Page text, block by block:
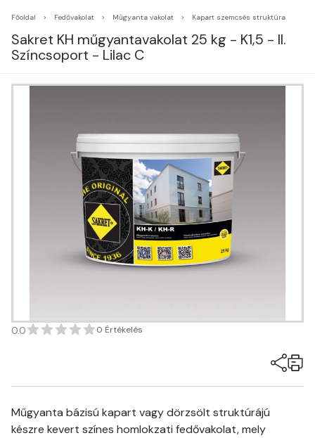
Főoldal Fedővakolat Műgyanta vakolat Kapart szemcsés struktúra
Sakret KH műgyantavakolat 25 kg - K1,5 - II.
Színcsoport - Lilac C
0.0 0 Értékelés
Műgyanta bázisú kapart vagy dörzsölt struktúrájú
készre kevert színes homlokzati fedővakolat, mely